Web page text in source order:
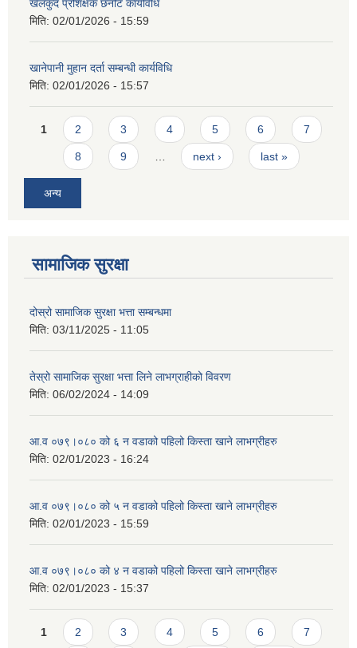
खेलकुद प्रशिक्षक छनोट कार्यविधि
मिति: 02/01/2026 - 15:59
खानेपानी मुहान दर्ता सम्बन्धी कार्यविधि
मिति: 02/01/2026 - 15:57
Pages
1 2 3 4 5 6 7
8 9 next › last »
अन्य
सामाजिक सुरक्षा
दोस्रो सामाजिक सुरक्षा भत्ता सम्बन्धमा
मिति: 03/11/2025 - 11:05
तेस्रो सामाजिक सुरक्षा भत्ता लिने लाभग्राहीको विवरण
मिति: 06/02/2024 - 14:09
आ.व ०७९।०८० को ६ न‌‍ वडाको पहिलो किस्ता खाने लाभग्रीहरु
मिति: 02/01/2023 - 16:24
आ.व ०७९।०८० को ५ न‌‍ वडाको पहिलो किस्ता खाने लाभग्रीहरु
मिति: 02/01/2023 - 15:59
आ.व ०७९।०८० को ४ न‌‍ वडाको पहिलो किस्ता खाने लाभग्रीहरु
मिति: 02/01/2023 - 15:37
Pages
1 2 3 4 5 6 7